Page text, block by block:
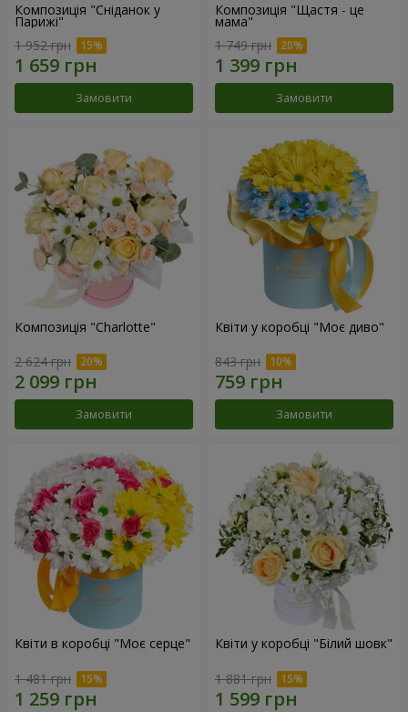
Композиція "Сніданок у
Парижі"
1 952 грн
Замовити
Композиція "Щастя - це
мама"
1 749 грн
Замовити
Композиція "Charlotte"
2 624 грн
Замовити
Квіти у коробці "Моє диво"
843 грн
Замовити
Квіти в коробці "Моє серце"
1 481 грн
Квіти у коробці "Білий шовк"
1 881 грн